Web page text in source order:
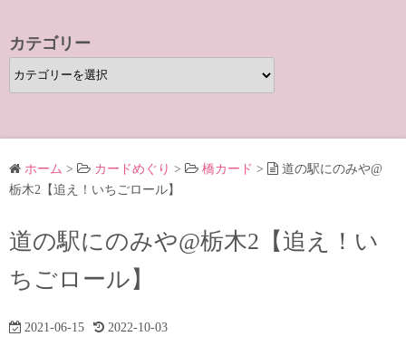
カテゴリー
カ
テ
リ
ー ホーム > カードめぐり > 橋カード >
道の駅にのみや@
栃木2【追え！いちごロール】
道の駅にのみや@栃木2【追え！い
ちごロール】
2021-06-15 2022-10-03